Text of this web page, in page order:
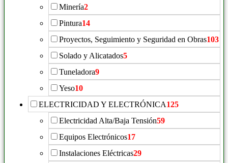
Minería2
Pintura14
Proyectos, Seguimiento y Seguridad en Obras103
Solado y Alicatados5
Tuneladora9
Yeso10
ELECTRICIDAD Y ELECTRÓNICA125
Electricidad Alta/Baja Tensión59
Equipos Electrónicos17
Instalaciones Eléctricas29